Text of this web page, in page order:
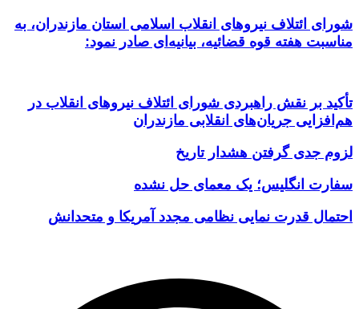
شورای ائتلاف نیروهای انقلاب اسلامی استان مازندران، به
مناسبت هفته قوه قضائیه، بیانیه‌ای صادر نمود:
تأکید بر نقش راهبردی شورای ائتلاف نیروهای انقلاب در
هم‌افزایی جریان‌های انقلابی مازندران
لزوم جدی گرفتن هشدار تاریخ
سفارت انگلیس؛ یک معمای حل نشده
احتمال قدرت نمایی نظامی مجدد آمریکا و متحدانش